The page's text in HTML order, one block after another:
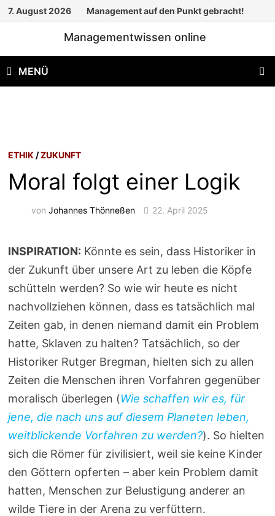
Zum
7. August 2026 Management auf den Punkt gebracht!
Managementwissen online
MENÜ
ETHIK /ZUKUNFT
Moral folgt einer Logik
vonJohannes Thönneßen 22. April 2025
INSPIRATION: Könnte es sein, dass Historiker in
der Zukunft über unsere Art zu leben die Köpfe
schütteln werden? So wie wir heute es nicht
nachvollziehen können, dass es tatsächlich mal
Zeiten gab, in denen niemand damit ein Problem
hatte, Sklaven zu halten? Tatsächlich, so der
Historiker Rutger Bregman, hielten sich zu allen
Zeiten die Menschen ihren Vorfahren gegenüber
moralisch überlegen (Wie schaffen wir es, für
jene, die nach uns auf diesem Planeten leben,
weitblickende Vorfahren zu werden?). So hielten
sich die Römer für zivilisiert, weil sie keine Kinder
den Göttern opferten – aber kein Problem damit
hatten, Menschen zur Belustigung anderer an
wilde Tiere in der Arena zu verfüttern.